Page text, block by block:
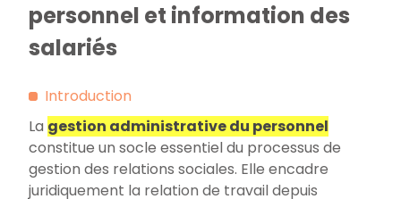
personnel et information des
salariés
Introduction
La gestion administrative du personnel
constitue un socle essentiel du processus de
gestion des relations sociales. Elle encadre
juridiquement la relation de travail depuis